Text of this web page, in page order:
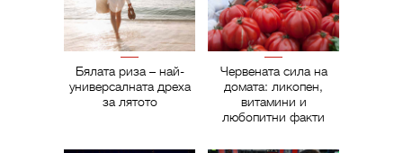
Бялата риза – най-
универсалната дреха
за лятото
Червената сила на
домата: ликопен,
витамини и
любопитни факти